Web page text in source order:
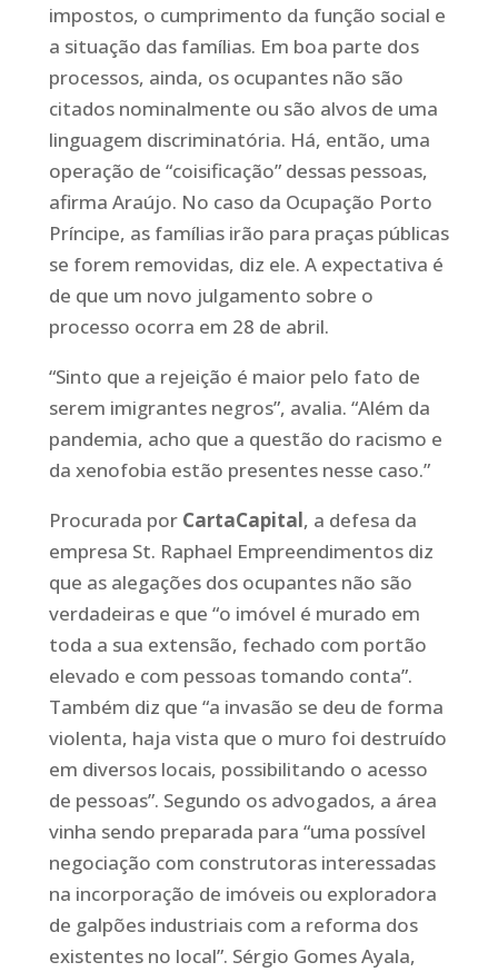
impostos, o cumprimento da função social e
a situação das famílias. Em boa parte dos
processos, ainda, os ocupantes não são
citados nominalmente ou são alvos de uma
linguagem discriminatória. Há, então, uma
operação de “coisificação” dessas pessoas,
afirma Araújo. No caso da Ocupação Porto
Príncipe, as famílias irão para praças públicas
se forem removidas, diz ele. A expectativa é
de que um novo julgamento sobre o
processo ocorra em 28 de abril.
“Sinto que a rejeição é maior pelo fato de
serem imigrantes negros”, avalia. “Além da
pandemia, acho que a questão do racismo e
da xenofobia estão presentes nesse caso.”
Procurada por CartaCapital, a defesa da
empresa St. Raphael Empreendimentos diz
que as alegações dos ocupantes não são
verdadeiras e que “o imóvel é murado em
toda a sua extensão, fechado com portão
elevado e com pessoas tomando conta”.
Também diz que “a invasão se deu de forma
violenta, haja vista que o muro foi destruído
em diversos locais, possibilitando o acesso
de pessoas”. Segundo os advogados, a área
vinha sendo preparada para “uma possível
negociação com construtoras interessadas
na incorporação de imóveis ou exploradora
de galpões industriais com a reforma dos
existentes no local”. Sérgio Gomes Ayala,